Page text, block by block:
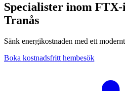
Specialister inom
Tranås
Sänk energikostnaden med ett
Boka kostnadsfritt hembesök